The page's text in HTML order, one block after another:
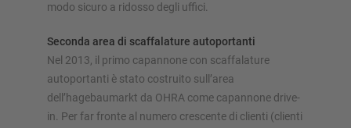
modo sicuro a ridosso degli uffici.
Seconda area di scaffalature autoportanti
Nel 2013, il primo capannone con scaffalature
autoportanti è stato costruito sull’area
dell’hagebaumarkt da OHRA come capannone drive-
in. Per far fronte al numero crescente di clienti (clienti